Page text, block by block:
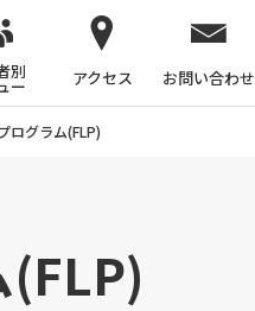
別
ー アクセス お問い合わせ
ログラム(FLP)
(FLP)